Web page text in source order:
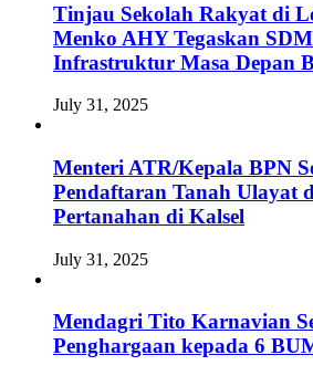
Tinjau Sekolah Rakyat di
Menko AHY Tegaskan
Infrastruktur Masa Depan
July 31, 2025
Menteri ATR/Kepala BPN
Pendaftaran Tanah Ulayat
Pertanahan di Kalsel
July 31, 2025
Mendagri Tito Karnavian
Penghargaan kepada 6